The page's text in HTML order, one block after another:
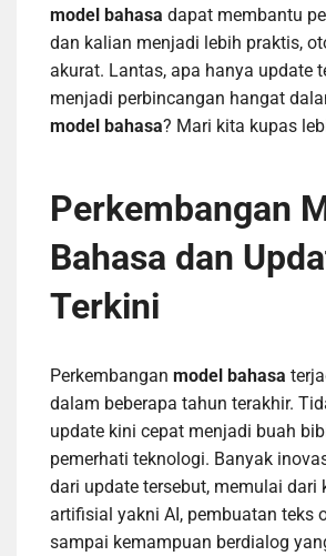
model bahasa dapat membantu
dan kalian menjadi lebih praktis,
akurat. Lantas, apa hanya update
menjadi perbincangan hangat
model bahasa? Mari kita kupas
Perkembangan
Bahasa dan
Terkini
Perkembangan model bahasa
dalam beberapa tahun terakhir.
update kini cepat menjadi buah
pemerhati teknologi. Banyak
dari update tersebut, memulai dari
artifisial yakni AI, pembuatan teks
sampai kemampuan berdialog